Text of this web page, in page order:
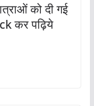
को दी गई
कर पढ़िये